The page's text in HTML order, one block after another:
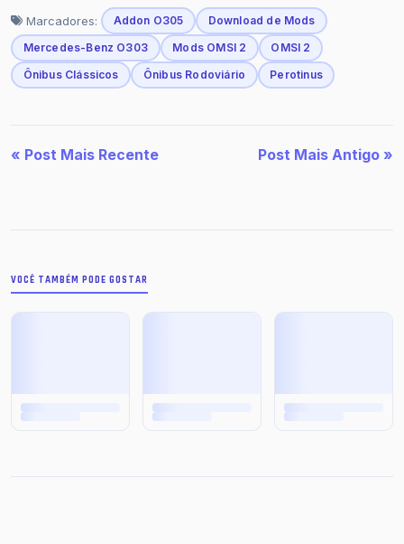
Marcadores: Addon O305
Download de Mods
Mercedes-Benz O303
Mods OMSI 2
OMSI 2
Ônibus Clássicos
Ônibus Rodoviário Perotinus
« Post Mais Recente Post Mais Antigo »
VOCÊ TAMBÉM PODE GOSTAR